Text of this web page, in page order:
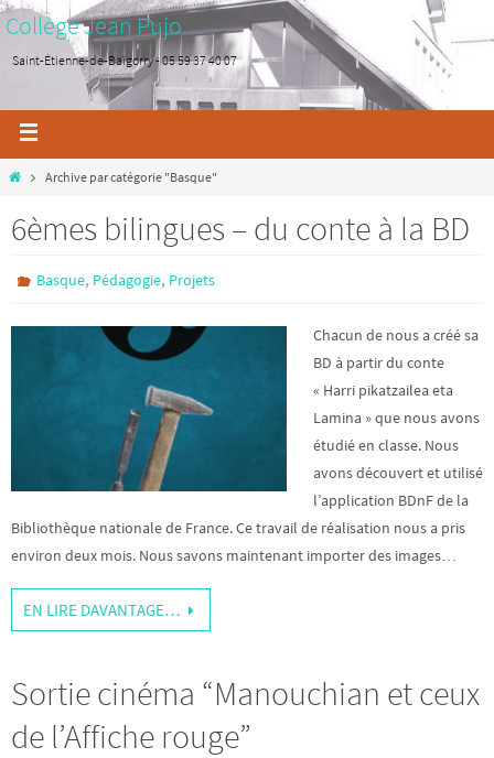
Collège Jean Pujo
Saint-Étienne-de-Baïgorry - 05 59 37 40 07
Archive par catégorie "Basque"
6èmes bilingues – du conte à la BD
Basque, Pédagogie, Projets
Chacun de nous a créé sa
BD à partir du conte
« Harri pikatzailea eta
Lamina » que nous avons
étudié en classe. Nous
avons découvert et utilisé
l’application BDnF de la
Bibliothèque nationale de France. Ce travail de réalisation nous a pris
environ deux mois. Nous savons maintenant importer des images…
EN LIRE DAVANTAGE…
Sortie cinéma “Manouchian et ceux
de l’Affiche rouge”